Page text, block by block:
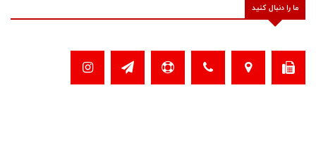
ما را دنبال کنید